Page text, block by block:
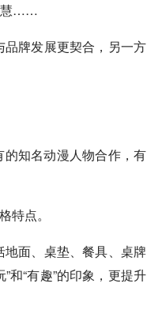
慧……
牌发展更契合，另一方
知名动漫人物合作，有
特点。
面、桌垫、餐具、桌牌
和“有趣”的印象，更提升